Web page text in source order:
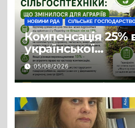
НОВИНИ РДА СІЛЬСЬКЕ
Компенсація 25%
української
сільгосптехніки:
змінилося для
05/08/2026